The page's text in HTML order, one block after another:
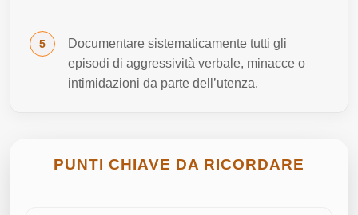
Documentare sistematicamente tutti gli
episodi di aggressività verbale, minacce o
intimidazioni da parte dell’utenza.
PUNTI CHIAVE DA RICORDARE